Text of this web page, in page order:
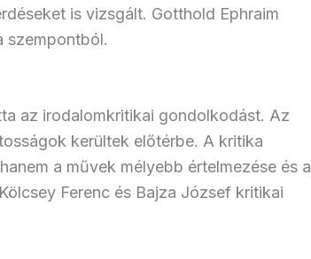
is vizsgált. Gotthold Ephraim
szempontból.
az irodalomkritikai gondolkodást. Az
kerültek előtérbe. A kritika
a művek mélyebb értelmezése és a
Ferenc és Bajza József kritikai